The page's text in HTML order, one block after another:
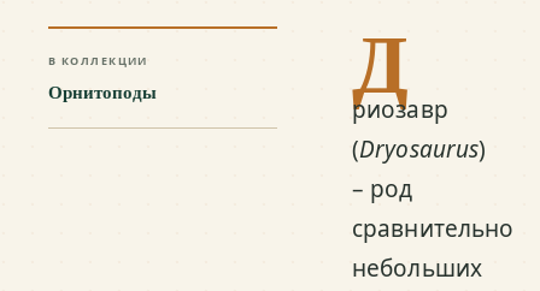
В КОЛЛЕКЦИИ
Орнитоподы Д
риозавр
(Dryosaurus)
– род
сравнительно
небольших